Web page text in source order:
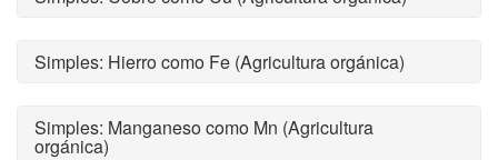
Simples: Hierro como Fe (Agricultura orgánica)
Simples: Manganeso como Mn (Agricultura
orgánica)